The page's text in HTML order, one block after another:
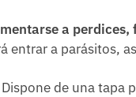
a perdices,
a parásitos,
Dispone de una tapa